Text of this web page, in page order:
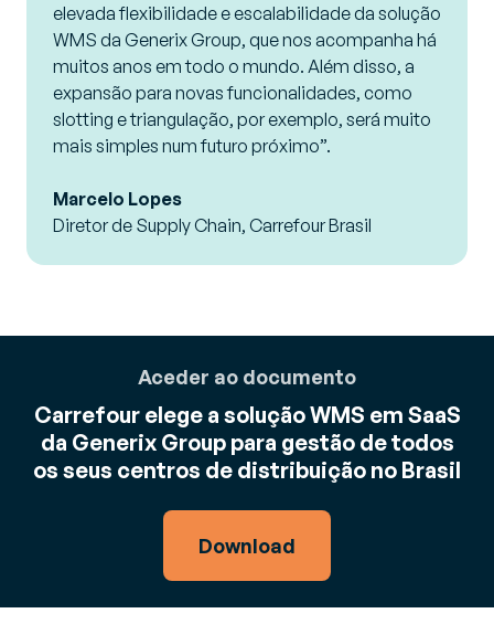
elevada flexibilidade e escalabilidade da solução
WMS da Generix Group, que nos acompanha há
muitos anos em todo o mundo. Além disso, a
expansão para novas funcionalidades, como
slotting e triangulação, por exemplo, será muito
mais simples num futuro próximo”.
Marcelo Lopes
Diretor de Supply Chain, Carrefour Brasil
Aceder ao documento
Carrefour elege a solução WMS em SaaS
da Generix Group para gestão de todos
os seus centros de distribuição no Brasil
Download